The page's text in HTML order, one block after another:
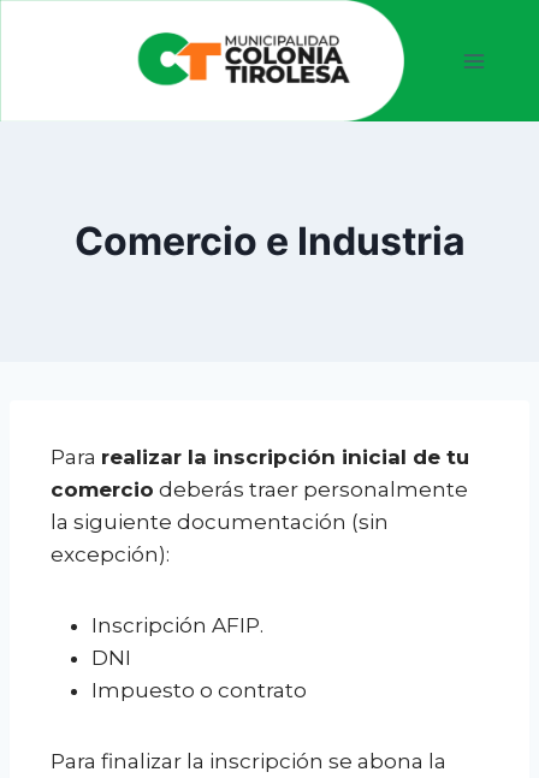
Comercio e Industria
Para realizar la inscripción inicial de tu
comercio deberás traer personalmente
la siguiente documentación (sin
excepción):
Inscripción AFIP.
DNI
Impuesto o contrato
Para finalizar la inscripción se abona la